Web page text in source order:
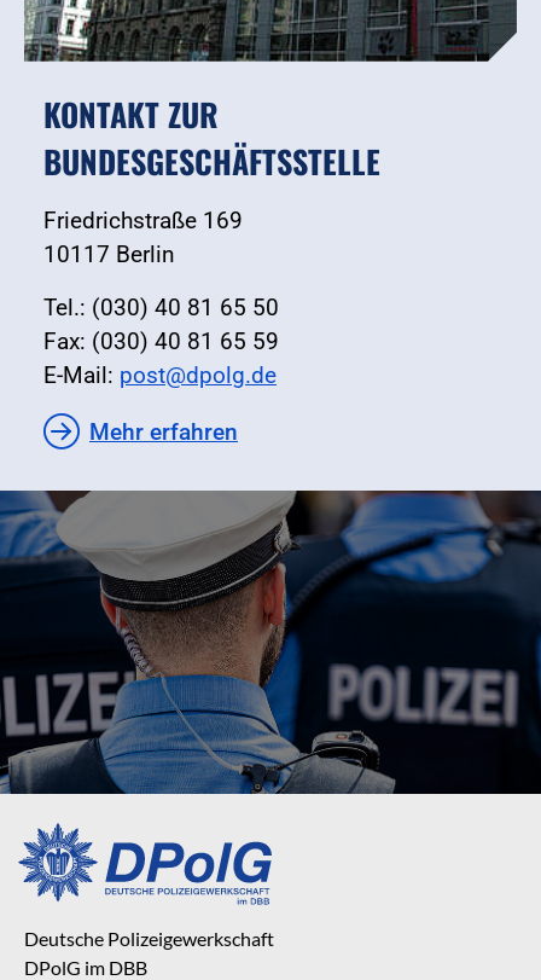
KONTAKT ZUR
BUNDESGESCHÄFTSSTELLE
Friedrichstraße 169
10117 Berlin
Tel.: (030) 40 81 65 50
Fax: (030) 40 81 65 59
E-Mail: post@dpolg.de
Mehr erfahren
Deutsche Polizeigewerkschaft
DPolG im DBB